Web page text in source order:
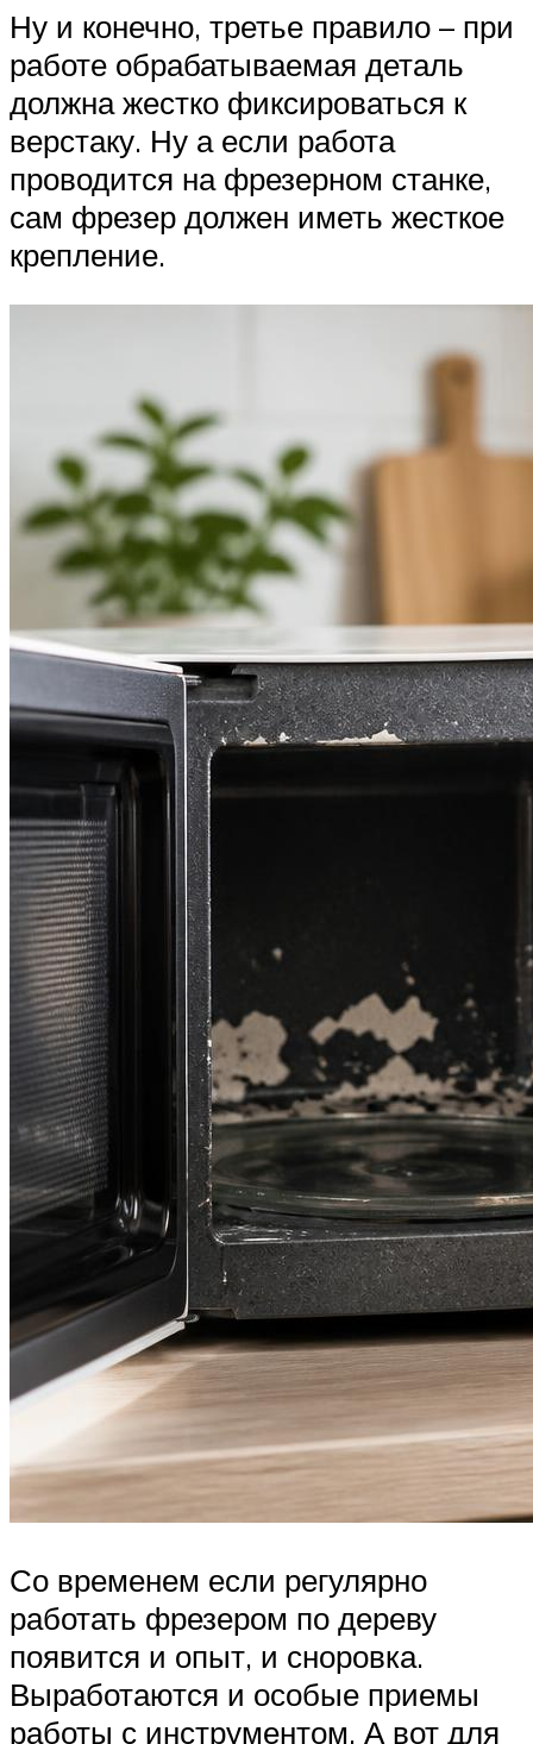
Ну и конечно, третье правило – при
работе обрабатываемая деталь
должна жестко фиксироваться к
верстаку. Ну а если работа
проводится на фрезерном станке,
сам фрезер должен иметь жесткое
крепление.
Со временем если регулярно
работать фрезером по дереву
появится и опыт, и сноровка.
Выработаются и особые приемы
работы с инструментом. А вот для